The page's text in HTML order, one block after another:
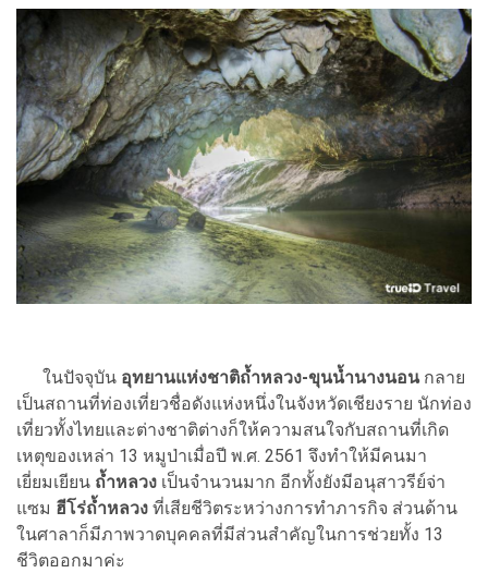
ในปัจจุบัน อุทยานแห่งชาติถ้ำหลวง-ขุนน้ำนางนอนกลาย
เป็นสถานที่ท่องเที่ยวชื่อดังแห่งหนึ่งในจังหวัดเชียงราย นักท่อง
เที่ยวทั้งไทยและต่างชาติต่างก็ให้ความสนใจกับสถานที่เกิด
เหตุของเหล่า 13 หมูป่าเมื่อปี พ.ศ. 2561 จึงทำให้มีคนมา
เยี่ยมเยียน ถ้ำหลวง เป็นจำนวนมาก อีกทั้งยังมีอนุสาวรีย์จ่า
แซม ฮีโร่ถ้ำหลวง ที่เสียชีวิตระหว่างการทำภารกิจ ส่วนด้าน
ในศาลาก็มีภาพวาดบุคคลที่มีส่วนสำคัญในการช่วยทั้ง 13
ชีวิตออกมาค่ะ